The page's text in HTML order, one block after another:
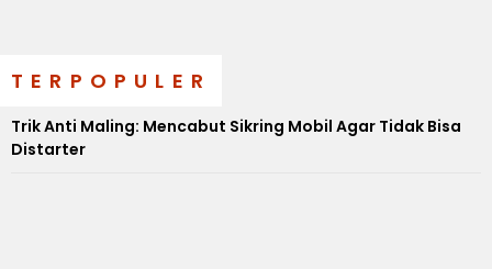
TERPOPULER
Trik Anti Maling: Mencabut Sikring Mobil Agar Tidak Bisa
Distarter